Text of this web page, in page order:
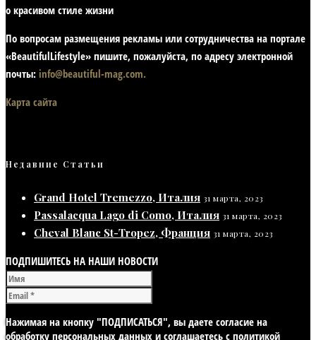
о красивом стиле жизни
По вопросам размещения рекламы или сотрудничества на портале
«BeautifulLifestyle» пишите, пожалуйста, по адресу электронной
почты: info@beautiful-mag.com.
Карта сайта
Недавние Статьи
Grand Hotel Tremezzo, Италия 31 марта, 2023
Passalacqua Lago di Como, Италия 31 марта, 2023
Cheval Blanc St-Tropez, Франция 31 марта, 2023
ПОДПИШИТЕСЬ НА НАШИ НОВОСТИ
Нажимая на кнопку "ПОДПИСАТЬСЯ", вы даете согласие на
обработку персональных данных и соглашаетесь с политикой